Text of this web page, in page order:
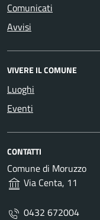
Comunicati
Avvisi
VIVERE IL COMUNE
Luoghi
Eventi
CONTATTI
Comune di Moruzzo
Via Centa, 11
0432 672004